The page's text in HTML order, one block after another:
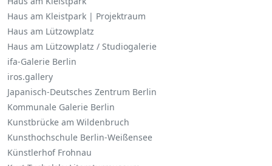
Haus am Kleistpark | Projektraum
Haus am Lützowplatz
Haus am Lützowplatz / Studiogalerie
ifa-Galerie Berlin
iros.gallery
Japanisch-Deutsches Zentrum Berlin
Kommunale Galerie Berlin
Kunstbrücke am Wildenbruch
Kunsthochschule Berlin-Weißensee
Künstlerhof Frohnau